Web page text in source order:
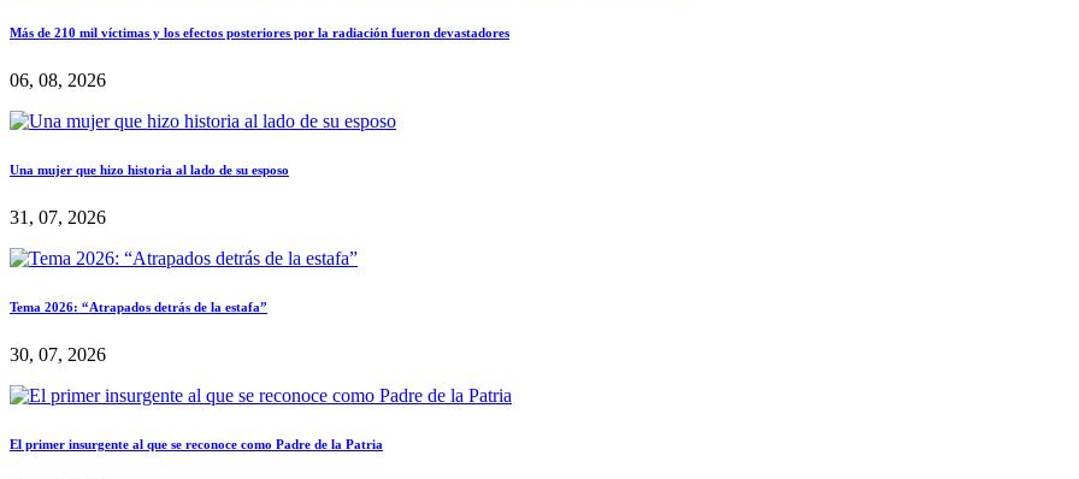
Más de 210 mil víctimas y los efectos posteriores por la radiación fueron devastadores
06, 08, 2026
Una mujer que hizo historia al lado de su esposo
31, 07, 2026
Tema 2026: “Atrapados detrás de la estafa”
30, 07, 2026
El primer insurgente al que se reconoce como Padre de la Patria